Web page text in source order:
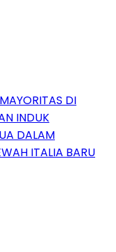
DI
INDUK
DALAM
ITALIA BARU